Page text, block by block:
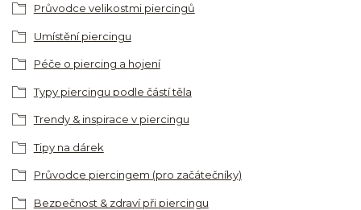
Průvodce velikostmi piercingů
Umístění piercingu
Péče o piercing a hojení
Typy piercingu podle částí těla
Trendy & inspirace v piercingu
Tipy na dárek
Průvodce piercingem (pro začátečníky)
Bezpečnost & zdraví při piercingu